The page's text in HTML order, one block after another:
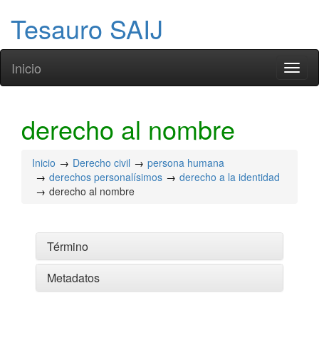
Tesauro SAIJ
Inicio
derecho al nombre
Inicio Derecho civil
persona humana
derechos personalísimos
derecho a la identidad
derecho al nombre
Término
Metadatos